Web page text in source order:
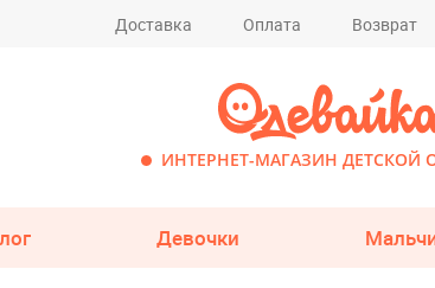
Доставка Оплата Возврат
ИНТЕРНЕТ-МАГАЗИН ДЕТСКОЙ
Девочки